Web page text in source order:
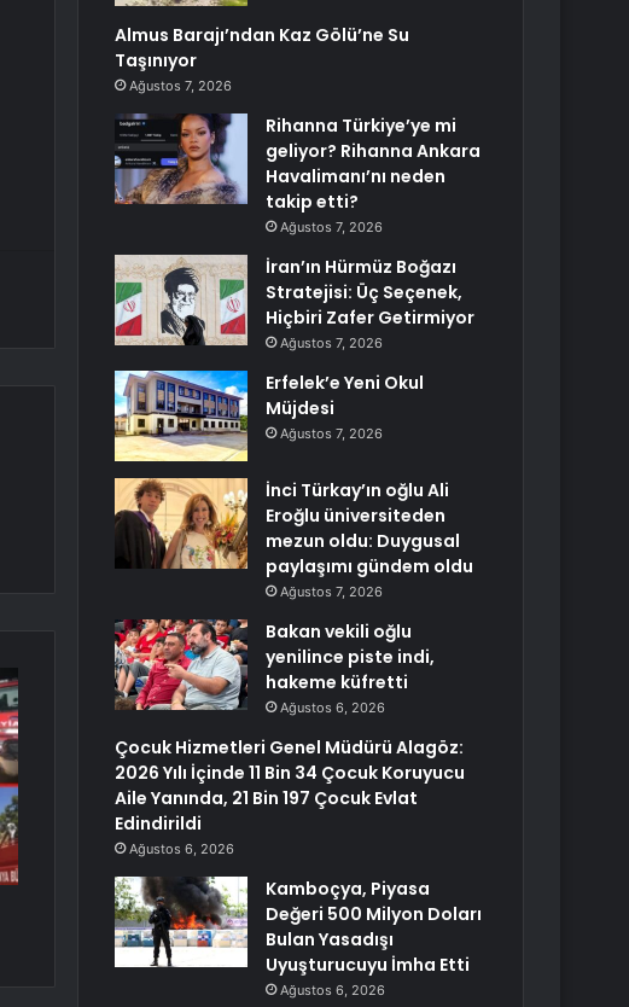
Almus Barajı’ndan Kaz Gölü’ne Su
Taşınıyor
Ağustos 7, 2026
Rihanna Türkiye’ye mi
geliyor? Rihanna Ankara
Havalimanı’nı neden
takip etti?
Ağustos 7, 2026
İran’ın Hürmüz Boğazı
Stratejisi: Üç Seçenek,
Hiçbiri Zafer Getirmiyor
Ağustos 7, 2026
Erfelek’e Yeni Okul
Müjdesi
Ağustos 7, 2026
İnci Türkay’ın oğlu Ali
Eroğlu üniversiteden
mezun oldu: Duygusal
paylaşımı gündem oldu
Ağustos 7, 2026
Bakan vekili oğlu
yenilince piste indi,
hakeme küfretti
Ağustos 6, 2026
Çocuk Hizmetleri Genel Müdürü Alagöz:
2026 Yılı İçinde 11 Bin 34 Çocuk Koruyucu
Aile Yanında, 21 Bin 197 Çocuk Evlat
Edindirildi
Ağustos 6, 2026
Kamboçya, Piyasa
Değeri 500 Milyon Doları
Bulan Yasadışı
Uyuşturucuyu İmha Etti
Ağustos 6, 2026